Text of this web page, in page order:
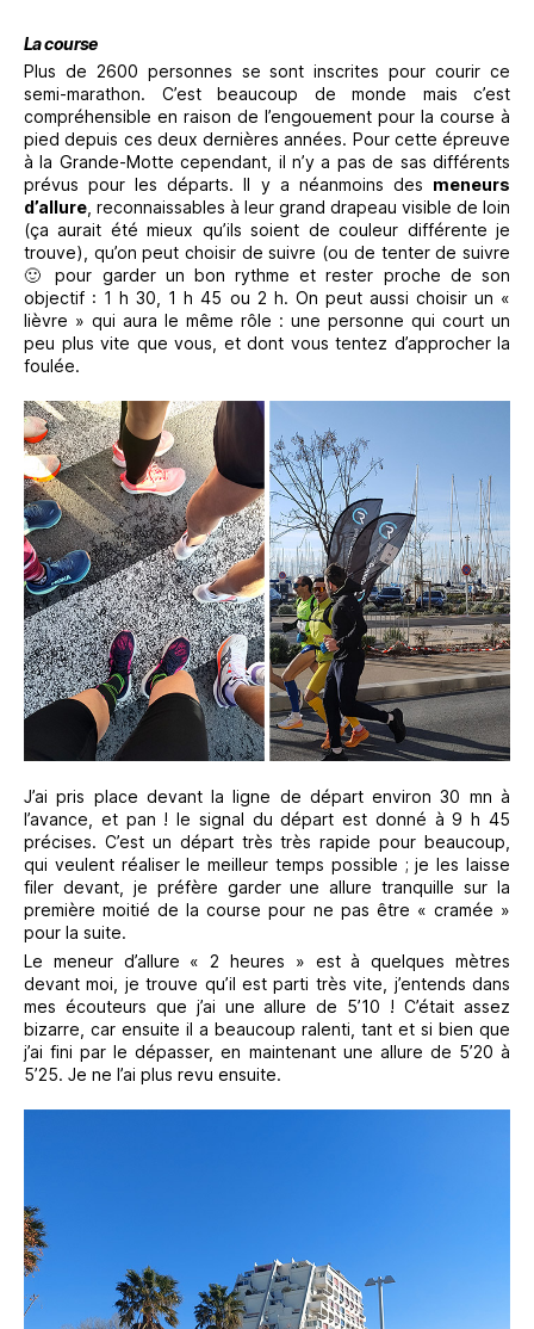
La course
Plus de 2600 personnes se sont inscrites pour courir ce
semi-marathon. C’est beaucoup de monde mais c’est
compréhensible en raison de l’engouement pour la course à
pied depuis ces deux dernières années. Pour cette épreuve
à la Grande-Motte cependant, il n’y a pas de sas différents
prévus pour les départs. Il y a néanmoins des meneurs
d’allure , reconnaissables à leur grand drapeau visible de loin
(ça aurait été mieux qu’ils soient de couleur différente je
trouve), qu’on peut choisir de suivre (ou de tenter de suivre
🙂 pour garder un bon rythme et rester proche de son
objectif : 1 h 30, 1 h 45 ou 2 h. On peut aussi choisir un «
lièvre » qui aura le même rôle : une personne qui court un
peu plus vite que vous, et dont vous tentez d’approcher la
foulée.
J’ai pris place devant la ligne de départ environ 30 mn à
l’avance, et pan ! le signal du départ est donné à 9 h 45
précises. C’est un départ très très rapide pour beaucoup,
qui veulent réaliser le meilleur temps possible ; je les laisse
filer devant, je préfère garder une allure tranquille sur la
première moitié de la course pour ne pas être « cramée »
pour la suite.
Le meneur d’allure « 2 heures » est à quelques mètres
devant moi, je trouve qu’il est parti très vite, j’entends dans
mes écouteurs que j’ai une allure de 5’10 ! C’était assez
bizarre, car ensuite il a beaucoup ralenti, tant et si bien que
j’ai fini par le dépasser, en maintenant une allure de 5’20 à
5’25. Je ne l’ai plus revu ensuite.